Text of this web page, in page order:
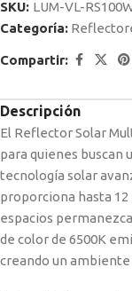
SKU: LUM-VL-
Categoría:
Compartir:
Descripción
El Reflector Solar
para quienes buscan
tecnología solar
proporciona hasta 12
espacios
de color de 6500K
creando un ambiente